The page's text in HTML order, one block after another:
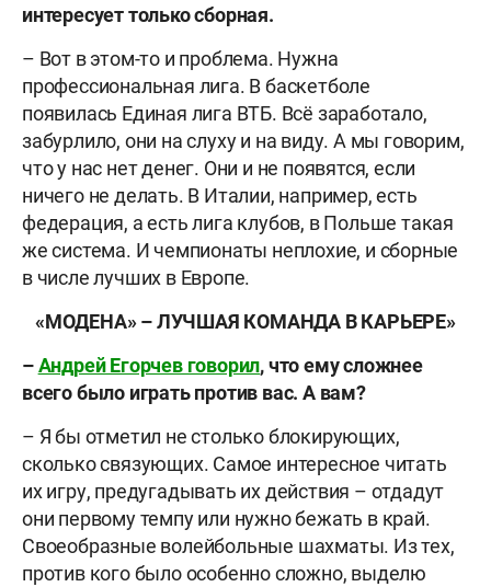
интересует только сборная.
– Вот в этом-то и проблема. Нужна
профессиональная лига. В баскетболе
появилась Единая лига ВТБ. Всё заработало,
забурлило, они на слуху и на виду. А мы говорим,
что у нас нет денег. Они и не появятся, если
ничего не делать. В Италии, например, есть
федерация, а есть лига клубов, в Польше такая
же система. И чемпионаты неплохие, и сборные
в числе лучших в Европе.
«МОДЕНА» – ЛУЧШАЯ КОМАНДА В КАРЬЕРЕ»
–Андрей Егорчев говорил, что ему сложнее
всего было играть против вас. А вам?
– Я бы отметил не столько блокирующих,
сколько связующих. Самое интересное читать
их игру, предугадывать их действия – отдадут
они первому темпу или нужно бежать в край.
Своеобразные волейбольные шахматы. Из тех,
против кого было особенно сложно, выделю